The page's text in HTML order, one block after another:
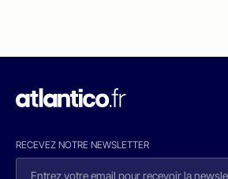
RECEVEZ NOTRE NEWSLETTER